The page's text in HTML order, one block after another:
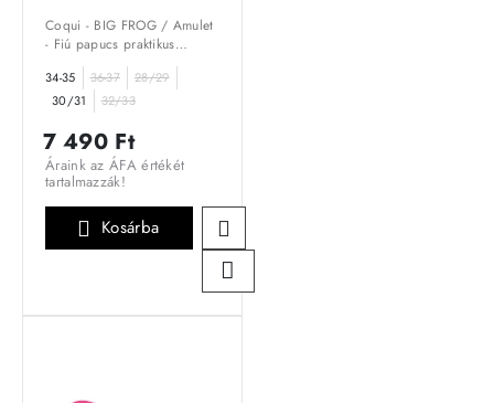
34-35 36-37
28/29
30/31
32/33
Coqui - BIG FROG / Amulet
- Fiú papucs praktikus
választás, amely ötvözi a
stílust és a funkcionalitást.
Kiválóan alkalmas a
7 490 Ft
Áraink az ÁFA értékét
tartalmazzák!
Kosárba